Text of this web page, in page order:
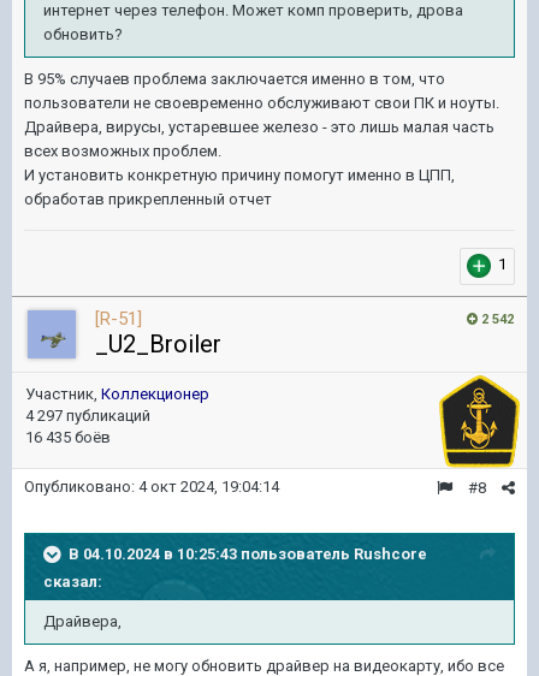
интернет через телефон. Может комп проверить, дрова
обновить?
В 95% случаев проблема заключается именно в том, что
пользователи не своевременно обслуживают свои ПК и ноуты.
Драйвера, вирусы, устаревшее железо - это лишь малая часть
всех возможных проблем.
И установить конкретную причину помогут именно в ЦПП,
обработав прикрепленный отчет
1
2 542
[R-51]
_U2_Broiler
Участник, Коллекционер
4 297 публикаций
16 435 боёв
#8
Опубликовано: 4 окт 2024, 19:04:14
В 04.10.2024 в 10:25:43 пользователь Rushcore
сказал:
Драйвера,
А я, например, не могу обновить драйвер на видеокарту, ибо все